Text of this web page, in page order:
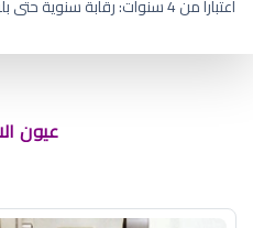
اعتباراً من 4 سنوات: رقابة سنوية حتى بلوغ 14 سنة
عيون